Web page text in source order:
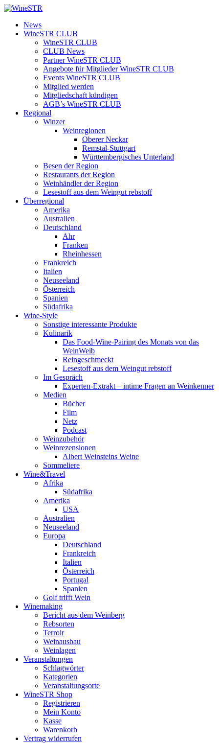
Zum
springen
WineSTR
News
WineSTR CLUB
WineSTR CLUB
CLUB News
Partner WineSTR CLUB
Angebote für Mitglieder WineSTR CLUB
Events WineSTR CLUB
Mitglied werden
Mitgliedschaft kündigen
AGB’s WineSTR CLUB
Regional
Winzer
Weinregionen
Oberer Neckar
Remstal-Stuttgart
Württembergisches Unterland
Besen der Region
Restaurants der Region
Weinhändler der Region
Lesestoff aus dem Weingut rebstoff
Überregional
Amerika
Australien
Deutschland
Ahr
Franken
Rheinhessen
Frankreich
Italien
Neuseeland
Österreich
Spanien
Südafrika
Wine-Style
Sonstige interessante Produkte
Kulinarik
Das Food-Wine-Pairing des Monats von das
WeinWeib
Reingeschmeckt
Lesestoff aus dem Weingut rebstoff
Im Gespräch
Experten-Extrakt – intime Fragen an Weinkenner
Medien
Bücher
Film
Netz
Podcast
Weinzubehör
Weinrezensionen
Albert Weinsteins Weine
Sommeliere
Wine&Travel
Afrika
Südafrika
Amerika
USA
Australien
Neuseeland
Europa
Deutschland
Frankreich
Italien
Österreich
Portugal
Spanien
Golf trifft Wein
Winemaking
Bericht aus dem Weinberg
Rebsorten
Terroir
Weinausbau
Weinlagen
Veranstaltungen
Schlagwörter
Kategorien
Veranstaltungsorte
WineSTR Shop
Registrieren
Mein Konto
Kasse
Warenkorb
Vertrag widerrufen